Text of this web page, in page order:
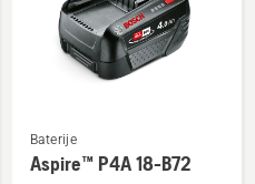
Pogledajte
više
Baterije
Aspire™ P4A 18-B72